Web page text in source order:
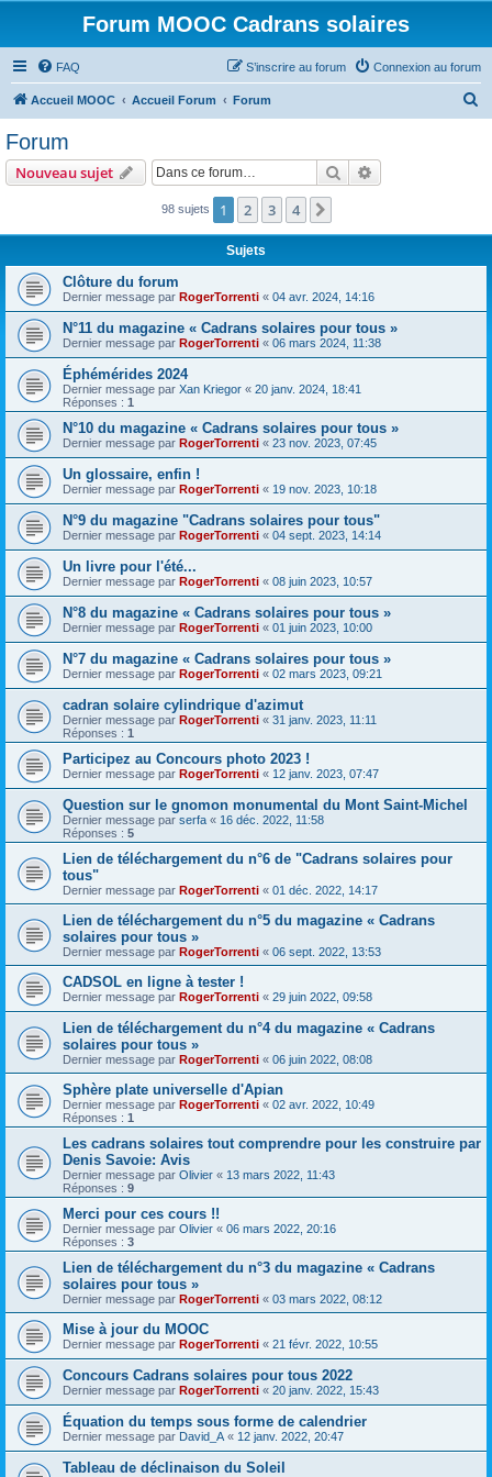
Forum MOOC Cadrans solaires
FAQ Connexion au forum
S’inscrire au forum
Accueil MOOC Accueil Forum Forum
e
Forum
Nouveau sujet Rechercher
98 sujets 1 2 3 4
Sujets
Clôture du forum
Dernier message par RogerTorrenti « 04 avr. 2024, 14:16
N°11 du magazine « Cadrans solaires pour tous »
Dernier message par RogerTorrenti « 06 mars 2024, 11:38
Éphémérides 2024
Dernier message par Xan Kriegor « 20 janv. 2024, 18:41
Réponses : 1
N°10 du magazine « Cadrans solaires pour tous »
Dernier message par RogerTorrenti « 23 nov. 2023, 07:45
Un glossaire, enfin !
Dernier message par RogerTorrenti « 19 nov. 2023, 10:18
N°9 du magazine "Cadrans solaires pour tous"
Dernier message par RogerTorrenti « 04 sept. 2023, 14:14
Un livre pour l'été...
Dernier message par RogerTorrenti « 08 juin 2023, 10:57
N°8 du magazine « Cadrans solaires pour tous »
Dernier message par RogerTorrenti « 01 juin 2023, 10:00
N°7 du magazine « Cadrans solaires pour tous »
Dernier message par RogerTorrenti « 02 mars 2023, 09:21
cadran solaire cylindrique d'azimut
Dernier message par RogerTorrenti « 31 janv. 2023, 11:11
Réponses : 1
Participez au Concours photo 2023 !
Dernier message par RogerTorrenti « 12 janv. 2023, 07:47
Question sur le gnomon monumental du Mont Saint-Michel
Dernier message par serfa « 16 déc. 2022, 11:58
Réponses : 5
Lien de téléchargement du n°6 de "Cadrans solaires pour
tous"
Dernier message par RogerTorrenti « 01 déc. 2022, 14:17
Lien de téléchargement du n°5 du magazine « Cadrans
solaires pour tous »
Dernier message par RogerTorrenti « 06 sept. 2022, 13:53
CADSOL en ligne à tester !
Dernier message par RogerTorrenti « 29 juin 2022, 09:58
Lien de téléchargement du n°4 du magazine « Cadrans
solaires pour tous »
Dernier message par RogerTorrenti « 06 juin 2022, 08:08
Sphère plate universelle d'Apian
Dernier message par RogerTorrenti « 02 avr. 2022, 10:49
Réponses : 1
Les cadrans solaires tout comprendre pour les construire par
Denis Savoie: Avis
Dernier message par Olivier « 13 mars 2022, 11:43
Réponses : 9
Merci pour ces cours !!
Dernier message par Olivier « 06 mars 2022, 20:16
Réponses : 3
Lien de téléchargement du n°3 du magazine « Cadrans
solaires pour tous »
Dernier message par RogerTorrenti « 03 mars 2022, 08:12
Mise à jour du MOOC
Dernier message par RogerTorrenti « 21 févr. 2022, 10:55
Concours Cadrans solaires pour tous 2022
Dernier message par RogerTorrenti « 20 janv. 2022, 15:43
Équation du temps sous forme de calendrier
Dernier message par David_A « 12 janv. 2022, 20:47
Tableau de déclinaison du Soleil